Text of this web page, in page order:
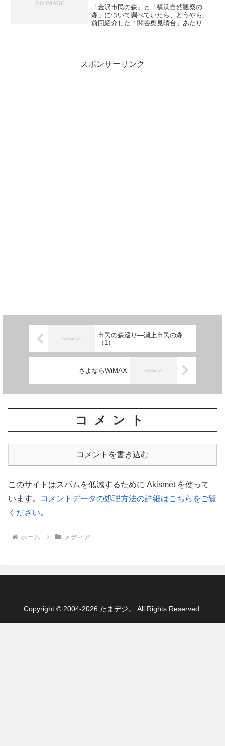
「金沢市民の森」と「横浜自然観察の
森」について調べていたら、どうやら、
前回紹介した「関谷奥見晴台」あたりか
スポンサーリンク
市民の森巡り―瀬上市民の森
（1）
さよならWiMAX
コメント
コメントを書き込む
このサイトはスパムを低減するために Akismet を使って
います。
コメントデータの処理方法の詳細はこちらをご覧
ください。
ホーム メディア
Copyright © 2004-2026 たまデジ。 All Rights Reserved.